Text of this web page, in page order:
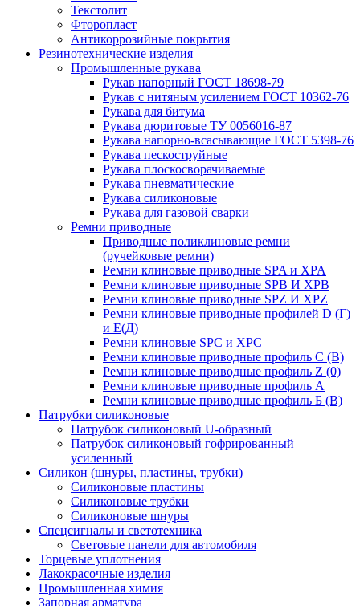
Текстолит
Фторопласт
Антикоррозийные покрытия
Резинотехнические изделия
Промышленные рукава
Рукав напорный ГОСТ 18698-79
Рукав с нитяным усилением ГОСТ 10362-76
Рукава для битума
Рукава дюритовые ТУ 0056016-87
Рукава напорно-всасывающие ГОСТ 5398-76
Рукава пескоструйные
Рукава плоскосворачиваемые
Рукава пневматические
Рукава силиконовые
Рукава для газовой сварки
Ремни приводные
Приводные поликлиновые ремни
(ручейковые ремни)
Ремни клиновые приводные SPA и XPA
Ремни клиновые приводные SPB И XPB
Ремни клиновые приводные SPZ И XPZ
Ремни клиновые приводные профилей D (Г)
и Е(Д)
Ремни клиновые SPC и XPC
Ремни клиновые приводные профиль C (В)
Ремни клиновые приводные профиль Z (0)
Ремни клиновые приводные профиль А
Ремни клиновые приводные профиль Б (B)
Патрубки силиконовые
Патрубок силиконовый U-образный
Патрубок силиконовый гофрированный
усиленный
Силикон (шнуры, пластины, трубки)
Силиконовые пластины
Силиконовые трубки
Силиконовые шнуры
Спецсигналы и светотехника
Световые панели для автомобиля
Торцевые уплотнения
Лакокрасочные изделия
Промышленная химия
Запорная арматура